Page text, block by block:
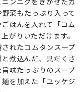
菜もたっぷり入って
はんを入れて「コム
がりいただけます。
れたコムタンスープ
煮込んだ、具だくさ
味たっぷりのスープ
を加えた「ユッケジ